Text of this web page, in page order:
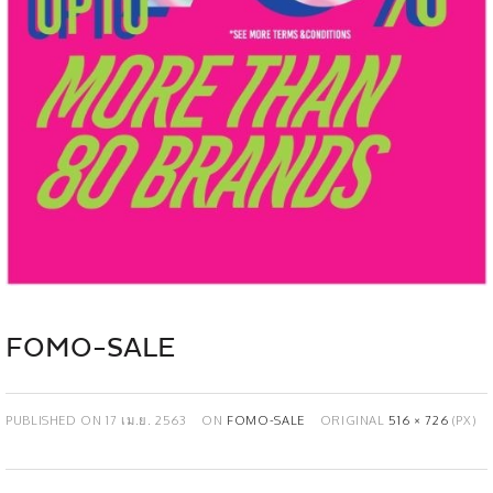
FOMO-SALE
PUBLISHED ON17 เม.ย. 2563 ON FOMO-SALE ORIGINAL516 × 726 (PX)